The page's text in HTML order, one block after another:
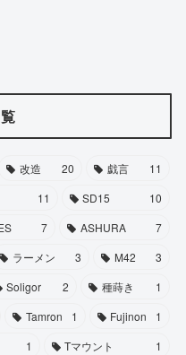
改造 20 戯言
11
11 SD15
10
7 ASHURA
7
ラーメン 3 M42
3
Soligor 2 種蒔き
1
Tamron 1 Fujinon
1
1 Tマウント
1